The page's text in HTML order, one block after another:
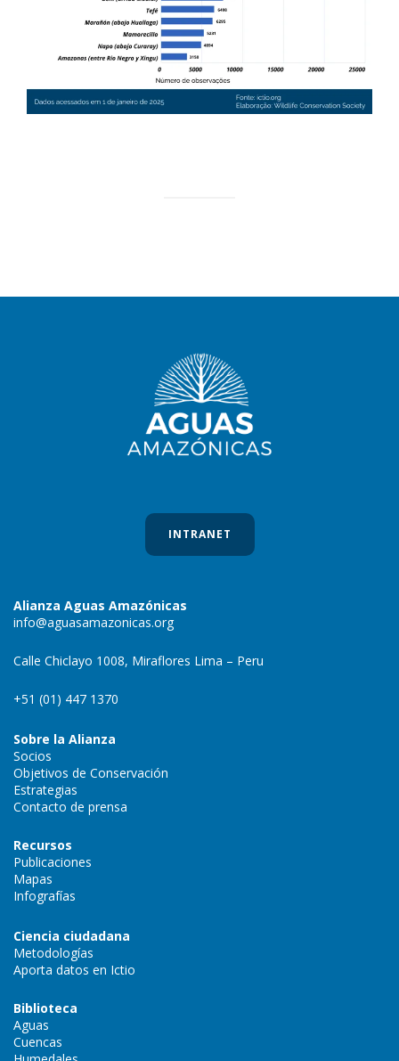
INTRANET
Alianza Aguas Amazónicas
info@aguasamazonicas.org
Calle Chiclayo 1008, Miraflores Lima – Peru
+51 (01) 447 1370
Sobre la Alianza
Socios
Objetivos de Conservación
Estrategias
Contacto de prensa
Recursos
Publicaciones
Mapas
Infografías
Ciencia ciudadana
Metodologías
Aporta datos en Ictio
Biblioteca
Aguas
Cuencas